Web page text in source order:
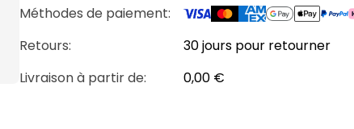
Méthodes de paiement:
Retours:
30 jours pour retourner
Livraison à partir de: 0,00 €